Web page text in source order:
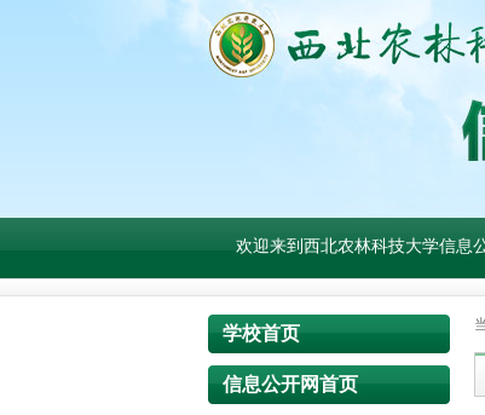
欢迎来到西北农林科技大学信息
学校首页
信息公开网首页